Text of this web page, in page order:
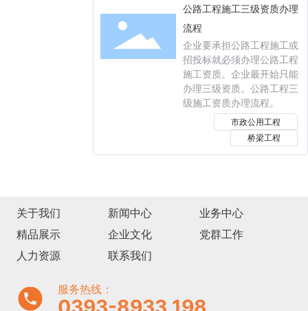
公路工程施工三级资质办理
流程
企业要承担公路工程施工或
招投标就必须办理公路工程
施工资质。企业最开始只能
办理三级资质。公路工程三
级施工资质办理流程。
市政公用工程
桥梁工程
关于我们 新闻中心
业务中心
精品展示
企业文化
党群工作
人力资源
联系我们
服务热线：